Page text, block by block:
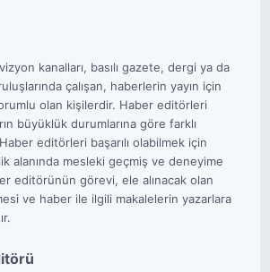
kanalları, basılı gazete, dergi ya da
çalışan, haberlerin yayın için
olan kişilerdir. Haber editörleri
büyüklük durumlarına göre farklı
editörleri başarılı olabilmek için
alanında mesleki geçmiş ve deneyime
editörünün görevi, ele alınacak olan
ve haber ile ilgili makalelerin yazarlara